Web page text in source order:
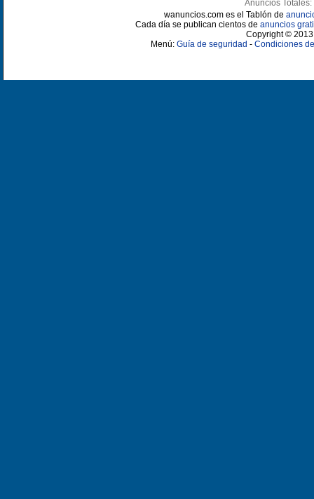
Anuncios Totales:
wanuncios.com es el Tablón de
Cada día se publican cientos de anuncios
Copyright ©
Menú: Guía de seguridad - Condiciones